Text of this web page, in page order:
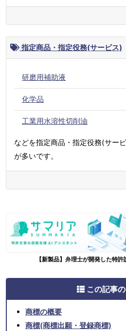
指定商品・指定役務(サービス)
研磨用補助液
化学品
工業用水溶性切削油
などを指定商品・指定役務(サー
が多いです。
【新製品】弁理士が開発した特
この記事
商標の概要
商標(商標出願・登録商標)